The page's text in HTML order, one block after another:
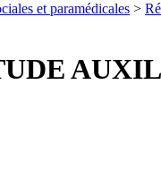
et paramédicales >